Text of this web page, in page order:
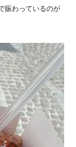
賑わっているのが